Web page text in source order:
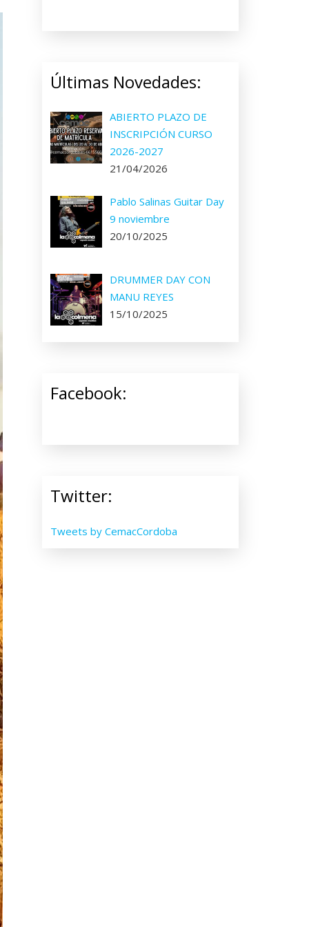
Últimas Novedades:
ABIERTO PLAZO DE
INSCRIPCIÓN CURSO
2026-2027
21/04/2026
Pablo Salinas Guitar Day
9 noviembre
20/10/2025
DRUMMER DAY CON
MANU REYES
15/10/2025
Facebook:
Twitter:
Tweets by CemacCordoba